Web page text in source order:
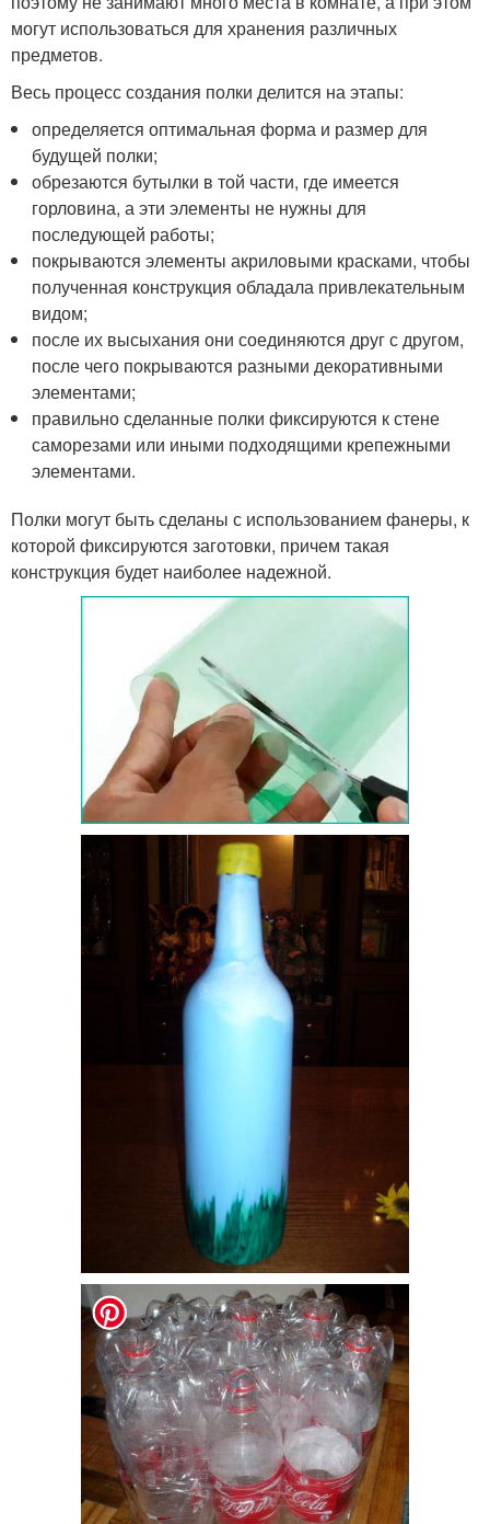
могут использоваться для хранения различных
предметов.
Весь процесс создания полки делится на этапы:
определяется оптимальная форма и размер для
будущей полки;
обрезаются бутылки в той части, где имеется
горловина, а эти элементы не нужны для
последующей работы;
покрываются элементы акриловыми красками, чтобы
полученная конструкция обладала привлекательным
видом;
после их высыхания они соединяются друг с другом,
после чего покрываются разными декоративными
элементами;
правильно сделанные полки фиксируются к стене
саморезами или иными подходящими крепежными
элементами.
Полки могут быть сделаны с использованием фанеры, к
которой фиксируются заготовки, причем такая
конструкция будет наиболее надежной.